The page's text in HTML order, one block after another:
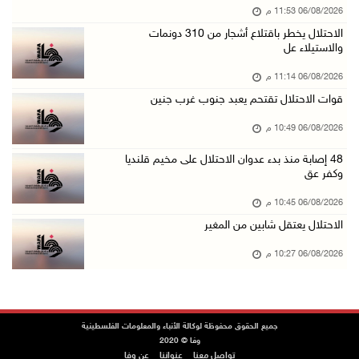
الاحتلال يوسع حملات الدهم والاعتقال في قلنديا ...
06/آب/2026 08:06 م
الرئيس المصري وملك البحرين يشددان على ضرورة ت ...
رابطة العالم الإسلامي تدين تواصل انتهاكات الا ...
اليونيسف: استشهاد 300 طفل منذ وقف إطلاق النار ...
إصابتان بالرصاص والاعتداء خلال اقتحام الاحتلا ...
06/08/2026 11:53 م
الاحتلال يخطر باقتلاع أشجار من 310 دونمات
والاستيلاء عل
06/08/2026 11:14 م
قوات الاحتلال تقتحم يعبد جنوب غرب جنين
06/08/2026 10:49 م
48 إصابة منذ بدء عدوان الاحتلال على مخيم قلنديا
وكفر عق
06/08/2026 10:45 م
الاحتلال يعتقل شابين من المغير
06/08/2026 10:27 م
جميع الحقوق محفوظة لوكالة الأنباء والمعلومات الفلسطينية
وفا © 2020
تواصل معنا عنواننا عن وفا